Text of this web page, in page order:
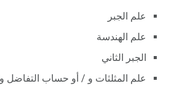
علم الجبر
علم الهندسة
الجبر الثاني
علم المثلثات و / أو حساب التفاضل